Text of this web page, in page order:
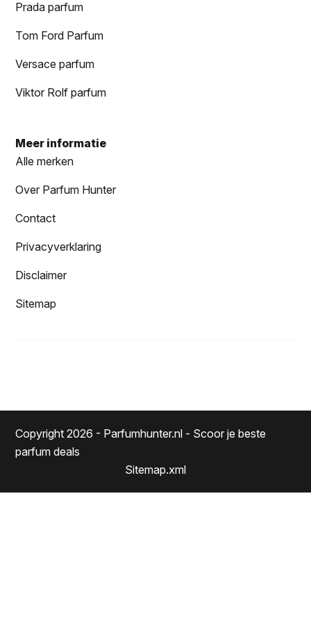
Prada parfum
Tom Ford Parfum
Versace parfum
Viktor Rolf parfum
Meer informatie
Alle merken
Over Parfum Hunter
Contact
Privacyverklaring
Disclaimer
Sitemap
Copyright 2026 - Parfumhunter.nl - Scoor je beste
parfum deals
Sitemap.xml